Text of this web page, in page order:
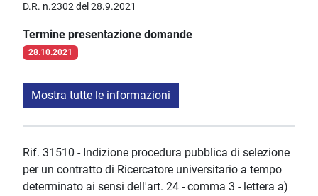
D.R. n.2302 del 28.9.2021
Termine presentazione domande
28.10.2021
Mostra tutte le informazioni
Rif. 31510 - Indizione procedura pubblica di selezione
per un contratto di Ricercatore universitario a tempo
determinato ai sensi dell'art. 24 - comma 3 - lettera a)